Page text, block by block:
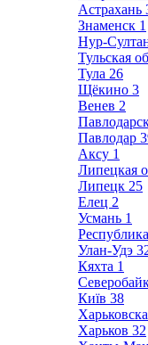
Астрахань
Знаменск 1
Нур-
Тульская
Тула 26
Щёкино 3
Венев 2
Павлодар
Аксу 1
Липецкая
Липецк 25
Елец 2
Усмань 1
Улан-Удэ
Кяхта 1
Київ 38
Харьков 32